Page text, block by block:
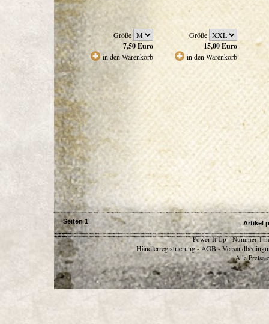
Größe
7,50Euro
in den Warenkorb
Größe
15,00Euro
in den Warenkorb
Seiten 1 Artikel
Power It Up - Nummer 1
Händlerregistrierung - AGB -
Alle Preise